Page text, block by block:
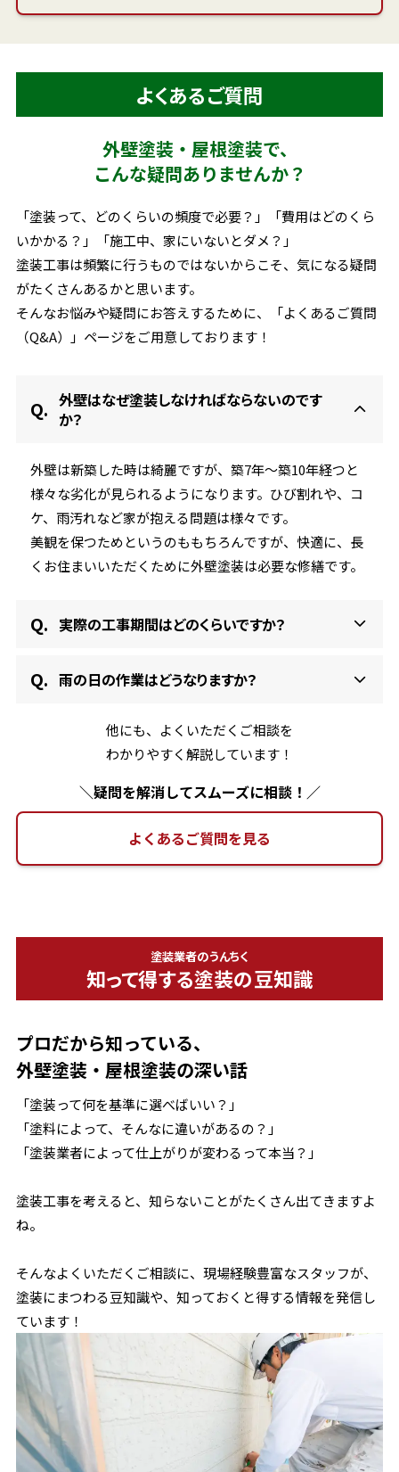
よくあるご質問
外壁塗装・屋根塗装で、
こんな疑問ありませんか？
「塗装って、どのくらいの頻度で必要？」「費用はどのくら
いかかる？」
「施工中、家にいないとダメ？」
塗装工事は頻繁に行うものではないからこそ、気になる疑問
がたくさんあるかと思います。
そんなお悩みや疑問にお答えするために、
「よくあるご質問
（Q&A）」ページをご用意しております！
外壁はなぜ塗装しなければならないのです
か？
外壁は新築した時は綺麗ですが、築7年〜築10年経つと
様々な劣化が見られるようになります。ひび割れや、コ
ケ、雨汚れなど家が抱える問題は様々です。
美観を保つためというのももちろんですが、快適に、長
くお住まいいただくために外壁塗装は必要な修繕です。
実際の工事期間はどのくらいですか？
雨の日の作業はどうなりますか？
他にも、よくいただくご相談を
わかりやすく解説しています！
＼疑問を解消してスムーズに相談！／
よくあるご質問を見る
塗装業者のうんちく
知って得する塗装の豆知識
プロだから知っている、
外壁塗装・屋根塗装の深い話
「塗装って何を基準に選べばいい？」
「塗料によって、そんなに違いがあるの？」
「塗装業者によって仕上がりが変わるって本当？」
塗装工事を考えると、知らないことがたくさん出てきますよ
ね。
そんなよくいただくご相談に、現場経験豊富なスタッフが、
塗装にまつわる豆知識や、知っておくと得する情報を発信し
ています！